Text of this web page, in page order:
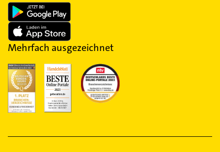
Mehrfach ausgezeichnet